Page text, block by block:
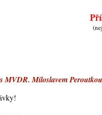
MVDR. Miloslavem